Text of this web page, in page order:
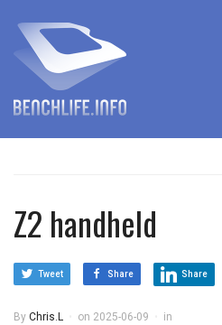
Z2 handheld
Tweet Share Share
By Chris.L on 2025-06-09 in